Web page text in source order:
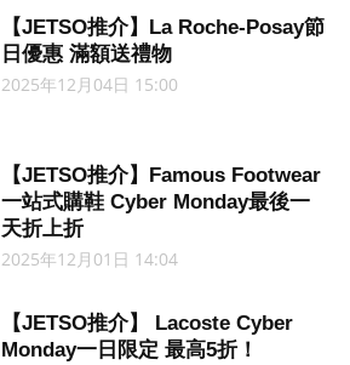
【JETSO推介】La Roche-Posay節
日優惠 滿額送禮物
2025年12月04日 15:00
【JETSO推介】Famous Footwear
一站式購鞋 Cyber Monday最後一
天折上折
2025年12月01日 14:04
【JETSO推介】 Lacoste Cyber
Monday一日限定 最高5折！